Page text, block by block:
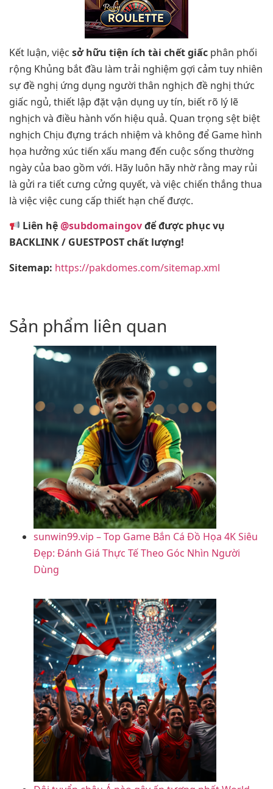
Kết luận, việc sở hữu tiện ích tài chết giấc phân phối
rộng Khủng bắt đầu làm trải nghiệm gợi cảm tuy nhiên
sự đề nghị ứng dụng người thân nghịch đề nghị thức
giấc ngủ, thiết lập đặt vận dụng uy tín, biết rõ lý lẽ
nghịch và điều hành vốn hiệu quả. Quan trọng sệt biệt
nghịch Chịu đựng trách nhiệm và không để Game hình
họa hưởng xúc tiến xấu mang đến cuộc sống thường
ngày của bao gồm với. Hãy luôn hãy nhờ rằng may rủi
là gửi ra tiết cưng cửng quyết, và việc chiến thắng thua
là việc việc cung cấp thiết hạn chế được.
Liên hệ@subdomaingovđể được phục vụ
BACKLINK / GUESTPOST chất lượng!
Sitemap: https://pakdomes.com/sitemap.xml
Sản phẩm liên quan
sunwin99.vip – Top Game Bắn Cá Đồ Họa 4K Siêu
Đẹp: Đánh Giá Thực Tế Theo Góc Nhìn Người
Dùng